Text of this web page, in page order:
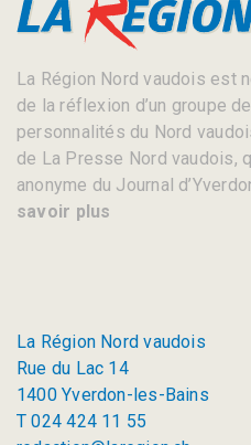
La Région Nord vaudois est
de la réflexion d’un groupe
personnalités du Nord
de La Presse Nord vaudois,
anonyme du Journal
savoir plus
La Région Nord vaudois
Rue du Lac 14
1400 Yverdon-les-Bains
T 024 424 11 55